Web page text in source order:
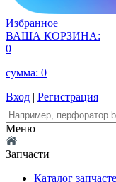
Избранное
ВАША КОРЗИНА:
0
сумма: 0
Вход | Регистрация
Меню
Запчасти
Каталог